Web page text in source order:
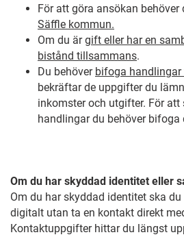
För att göra ansökan behöver
Säffle kommun.
Om du ärgift eller har en
bistånd tillsammans.
Du behöver bifoga
bekräftar de uppgifter du
inkomster och utgifter. För att
handlingar du behöver bifoga
Om du har skyddad identitet eller
Om du har skyddad identitet ska
digitalt utan ta en kontakt direkt
Kontaktuppgifter hittar du längst